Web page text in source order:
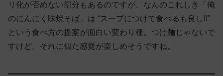
リ化が否めない部分もあるのですが、なんのこれしき「俺
のにんにく味焼そば」は “スープにつけて食べるも良し!!”
という食べ方の提案が面白い変わり種。つけ麺じゃないで
すけど、それに似た感覚が楽しめそうですね。